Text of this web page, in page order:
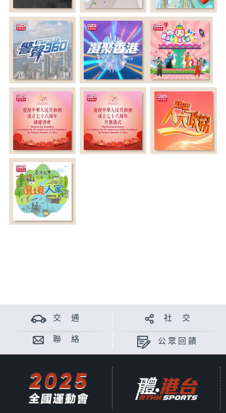
交 通 社 交
聯 絡 公眾回饋